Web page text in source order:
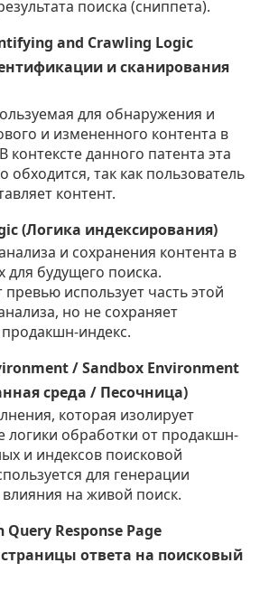
поиска (сниппета).
and Crawling Logic
и сканирования
для обнаружения и
и измененного контента в
контексте данного патента эта
обходится, так как пользователь
контент.
(Логика индексирования)
и сохранения контента в
для будущего поиска.
использует часть этой
но не сохраняет
продакшн-индекс.
/ Sandbox Environment
среда / Песочница)
которая изолирует
логики обработки от продакшн-
и индексов поисковой
для генерации
на живой поиск.
Query Response Page
ответа на поисковый